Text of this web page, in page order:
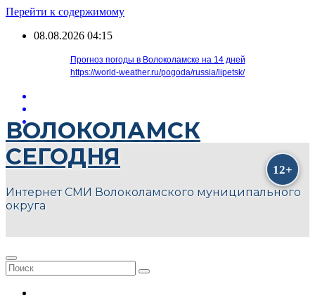
Перейти к содержимому
08.08.2026 04:15
Прогноз погоды в Волоколамске на 14 дней
https://world-weather.ru/pogoda/russia/lipetsk/
ВОЛОКОЛАМСК
СЕГОДНЯ
Интернет СМИ Волоколамского муниципального
округа